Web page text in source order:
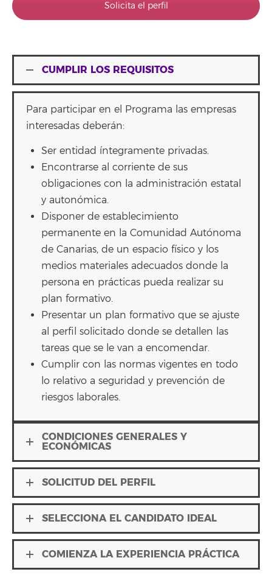
Solicita el perfil
CUMPLIR LOS REQUISITOS
Para participar en el Programa las empresas
interesadas deberán:
Ser entidad íntegramente privadas.
Encontrarse al corriente de sus
obligaciones con la administración estatal
y autonómica.
Disponer de establecimiento
permanente en la Comunidad Autónoma
de Canarias, de un espacio físico y los
medios materiales adecuados donde la
persona en prácticas pueda realizar su
plan formativo.
Presentar un plan formativo que se ajuste
al perfil solicitado donde se detallen las
tareas que se le van a encomendar.
Cumplir con las normas vigentes en todo
lo relativo a seguridad y prevención de
riesgos laborales.
CONDICIONES GENERALES Y
ECONÓMICAS
SOLICITUD DEL PERFIL
SELECCIONA EL CANDIDATO IDEAL
COMIENZA LA EXPERIENCIA PRÁCTICA